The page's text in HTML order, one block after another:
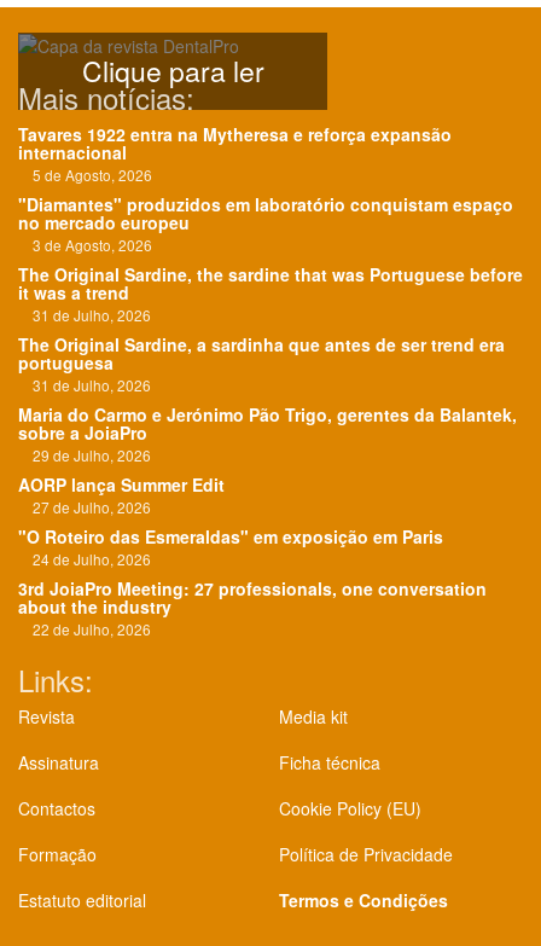
Clique para ler
Mais notícias:
Tavares 1922 entra na Mytheresa e reforça expansão
internacional
5 de Agosto, 2026
"Diamantes" produzidos em laboratório conquistam espaço
no mercado europeu
3 de Agosto, 2026
The Original Sardine, the sardine that was Portuguese before
it was a trend
31 de Julho, 2026
The Original Sardine, a sardinha que antes de ser trend era
portuguesa
31 de Julho, 2026
Maria do Carmo e Jerónimo Pão Trigo, gerentes da Balantek,
sobre a JoiaPro
29 de Julho, 2026
AORP lança Summer Edit
27 de Julho, 2026
"O Roteiro das Esmeraldas" em exposição em Paris
24 de Julho, 2026
3rd JoiaPro Meeting: 27 professionals, one conversation
about the industry
22 de Julho, 2026
Links:
Revista
Assinatura
Contactos
Formação
Estatuto editorial
Media kit
Ficha técnica
Cookie Policy (EU)
Política de Privacidade
Termos e Condições